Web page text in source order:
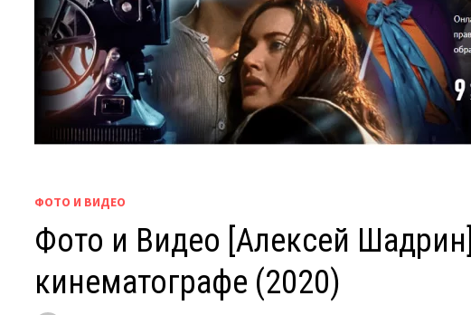
ФОТО И ВИДЕО
Фото и Видео [Алексей
кинематографе (2020)